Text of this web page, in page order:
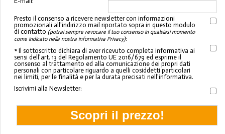
Presto il consenso a ricevere newsletter con informazioni
promozionali all'indirizzo mail riportato sopra in questo modulo
di contatto (potrai sempre revocare il tuo consenso in qualsiasi momento
come indicato nella nostra informativa Privacy):
* Il sottoscritto dichiara di aver ricevuto completa informativa ai
sensi dell'art. 13 del Regolamento UE 2016/679 ed esprime il
consenso al trattamento ed alla comunicazione dei propri dati
personali con particolare riguardo a quelli cosiddetti particolari
nei limiti, per le finalità e per la durata precisati nell'informativa.
Iscrivimi alla Newsletter: